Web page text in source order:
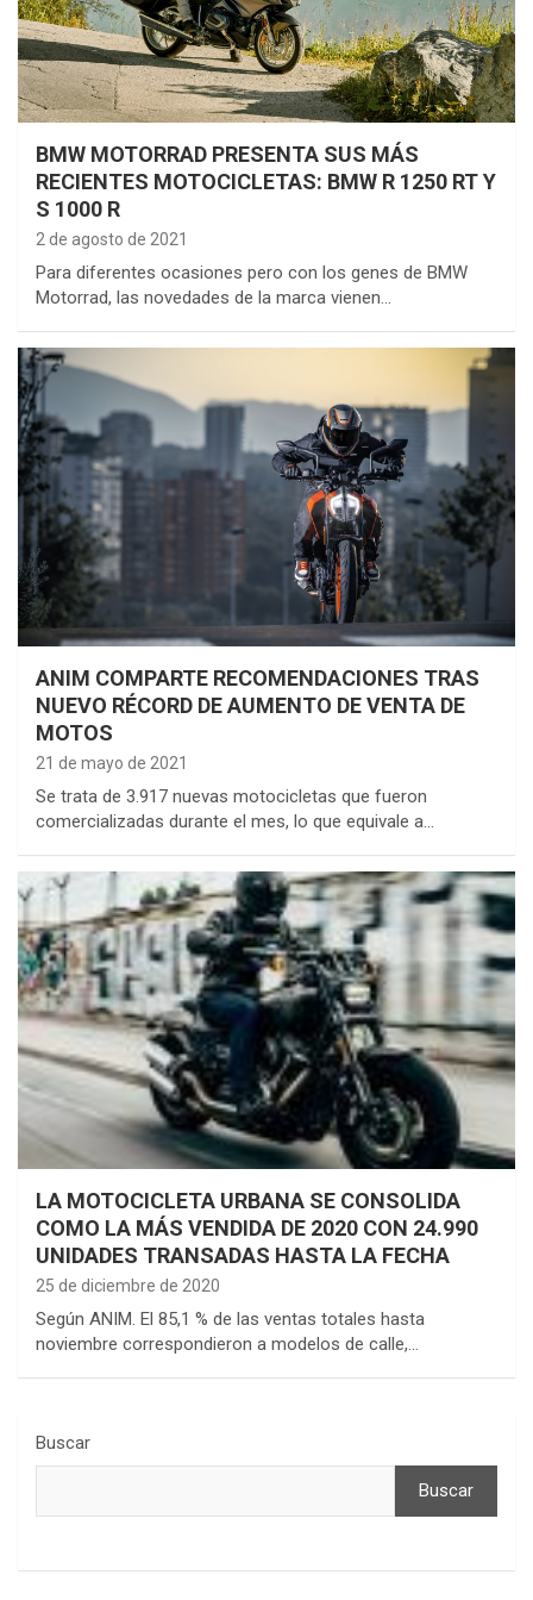
BMW MOTORRAD PRESENTA SUS MÁS
RECIENTES MOTOCICLETAS: BMW R 1250 RT Y
S 1000 R
2 de agosto de 2021
Para diferentes ocasiones pero con los genes de BMW
Motorrad, las novedades de la marca vienen…
ANIM COMPARTE RECOMENDACIONES TRAS
NUEVO RÉCORD DE AUMENTO DE VENTA DE
MOTOS
21 de mayo de 2021
Se trata de 3.917 nuevas motocicletas que fueron
comercializadas durante el mes, lo que equivale a…
LA MOTOCICLETA URBANA SE CONSOLIDA
COMO LA MÁS VENDIDA DE 2020 CON 24.990
UNIDADES TRANSADAS HASTA LA FECHA
25 de diciembre de 2020
Según ANIM. El 85,1 % de las ventas totales hasta
noviembre correspondieron a modelos de calle,…
Buscar
Buscar